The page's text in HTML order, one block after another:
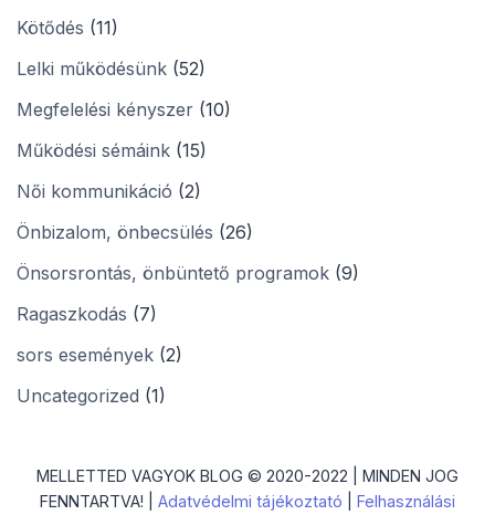
Kötődés (11)
Lelki működésünk (52)
Megfelelési kényszer (10)
Működési sémáink (15)
Női kommunikáció (2)
Önbizalom, önbecsülés (26)
Önsorsrontás, önbüntető programok (9)
Ragaszkodás (7)
sors események (2)
Uncategorized (1)
MELLETTED VAGYOK BLOG © 2020-2022 | MINDEN JOG
FENNTARTVA! | Adatvédelmi tájékoztató Felhasználási